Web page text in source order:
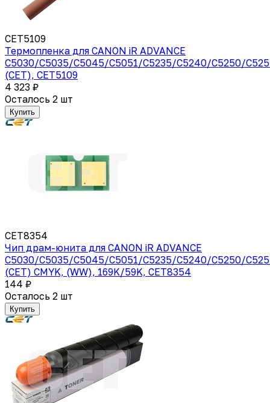
CET5109
Термопленка для CANON iR ADVANCE
C5030/C5035/C5045/C5051/C5235/C5240/C5250/
(CET), CET5109
4 323 ₽
Осталось 2 шт
Купить
CET8354
Чип драм-юнита для CANON iR ADVANCE
C5030/C5035/C5045/C5051/C5235/C5240/C5250/
(CET) CMYK, (WW), 169K/59K, CET8354
144 ₽
Осталось 2 шт
Купить